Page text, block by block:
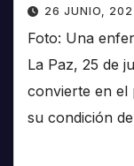
26 JUNIO,
Foto: Una
La Paz, 25 de
convierte en el
su condición